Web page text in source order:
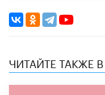
ЧИТАЙТЕ ТАКЖЕ